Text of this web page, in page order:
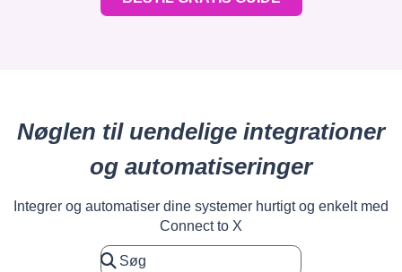
Nøglen til uendelige integrationer
og automatiseringer
Integrer og automatiser dine systemer hurtigt og enkelt med
Connect to X